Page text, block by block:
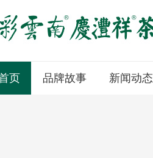
页 品牌故事 新闻动态